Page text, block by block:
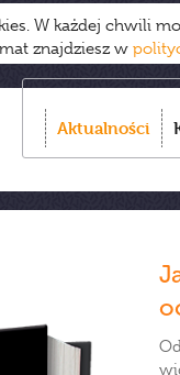
W każdej chwili
znajdziesz w
Aktualności